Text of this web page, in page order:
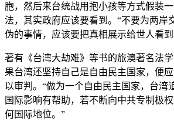
胞，然后来台统战用抱小孩等方式假装
法，其实政府应该要看到。“不要为两岸
伪的事情，应该要把真相展示给世人看
著有《台湾大劫难》等书的旅澳著名法
果台湾还坚持自己是自由民主国家，便
以审判。“做为一个自由民主国家，台湾
国际影响有帮助，若不断向中共专制极
何国际地位。”